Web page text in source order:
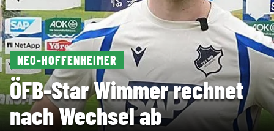
NEO-HOFFENHEIMER
ÖFB-Star Wimmer rechnet
nach Wechsel ab